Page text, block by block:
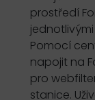
prostředí
Pomocí
napojit na
pro
stanice.